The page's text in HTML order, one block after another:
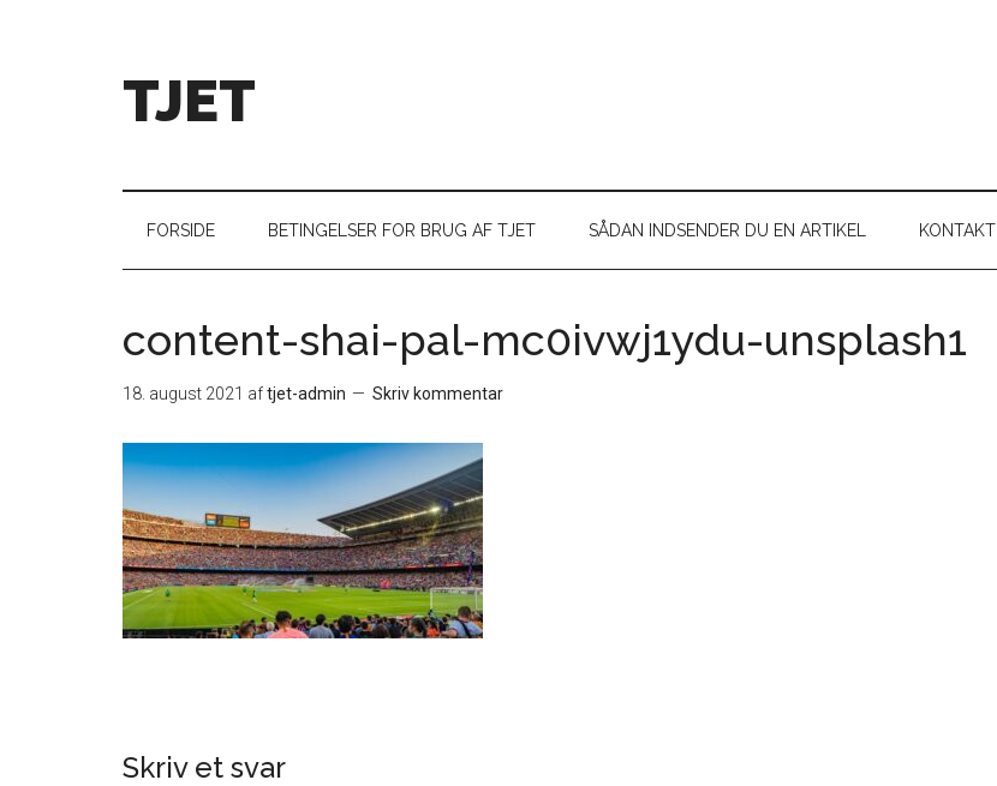
TJET
FORSIDE BETINGELSER FOR BRUG AF TJET SÅDAN INDSENDER DU EN ARTIKEL KONTAKT
content-shai-pal-mc0ivwj1ydu-unsplash1
18. august 2021 aftjet-admin Skriv kommentar
Skriv et svar